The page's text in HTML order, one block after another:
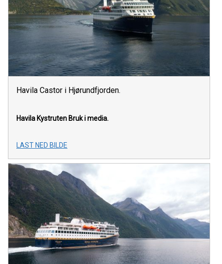
Havila Castor i Hjørundfjorden.
Havila Kystruten Bruk i media.
LAST NED BILDE